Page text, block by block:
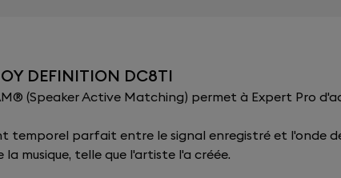
DEFINITION DC8TI
(Speaker Active Matching) permet à Expert Pro
temporel parfait entre le signal enregistré et l'onde
musique, telle que l'artiste l'a créée.